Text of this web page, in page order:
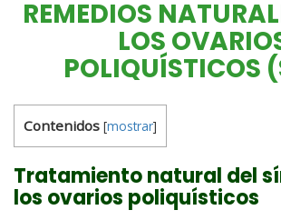
REMEDIOS
LOS
POLIQUÍSTICOS
Contenidos [mostrar]
Tratamiento natural del
los ovarios poliquísticos